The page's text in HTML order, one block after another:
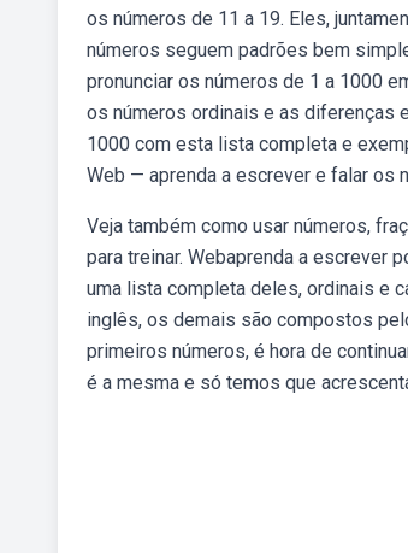
os números de 11 a 19. Eles,
números seguem padrões bem
pronunciar os números de 1 a 1000
os números ordinais e as diferenças
1000 com esta lista completa e
Web — aprenda a escrever e falar os
Veja também como usar números,
para treinar. Webaprenda a escrever
uma lista completa deles, ordinais e
inglês, os demais são compostos
primeiros números, é hora de
é a mesma e só temos que